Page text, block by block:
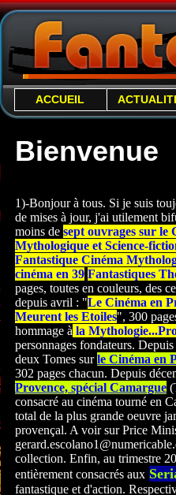
ACCUEIL
Bienvenue
1)-Bonjour à tous. Si je suis
de mises à jour, j'ai utilement
moins de sept ouvrages sur le
Mythologique et Science-
Fantastique Cinéma
cinéma en 39 Fantastiques
pages, toutes en couleurs, des
depuis avril : "Le Cinéma en
Meurent les Etoiles", 300
hommage à la
personnages fondateurs.
deux Tomes surle Cinéma en
302 pages chacun. Depuis
Provence, spécial Camargue
consacré au cinéma tourné en
total de la plus grande oeuvre
provençal. A voir sur Price
collection. Enfin, au trimestre
entièrement consacrés aux
fantastique et d'action.